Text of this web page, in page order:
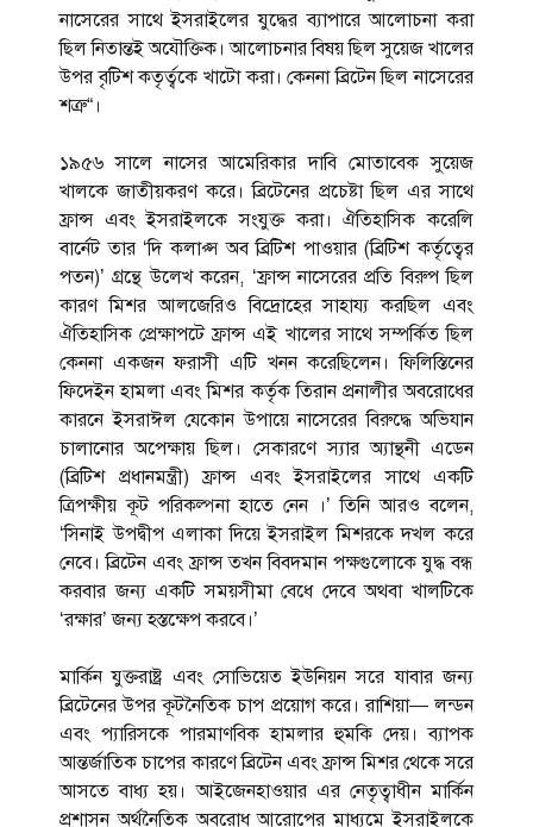
নাসেরের সাথে ইসরাইলের যুদ্ধের ব্যাপারে আলোচনা করা
ছিল নিতান্তই অযৌক্তিক। আলোচনার বিষয় ছিল সুয়েজ খালের
উপর বৃটিশ কতৃর্ত্বকে খাটো করা। কেননা ব্রিটেন ছিল নাসেরের
শত্রু“।
১৯৫৬ সালে নাসের আমেরিকার দাবি মোতাবেক সুয়েজ
খালকে জাতীয়করণ করে। ব্রিটেনের প্রচেষ্টা ছিল এর সাথে
ফ্রান্স এবং ইসরাইলকে সংযুক্ত করা। ঐতিহাসিক করেলি
বার্নেট তার ‘দি কলাপ্স অব ব্রিটিশ পাওয়ার (ব্রিটিশ কর্তৃত্বের
পতন)’ গ্রন্থে উলে­খ করেন, ‘ফ্রান্স নাসেরের প্রতি বিরুপ ছিল
কারণ মিশর আলজেরিও বিদ্রোহের সাহায্য করছিল এবং
ঐতিহাসিক প্রেক্ষাপটে ফ্রান্স এই খালের সাথে সম্পর্কিত ছিল
কেননা একজন ফরাসী এটি খনন করেছিলেন। ফিলিস্তিনের
ফিদেইন হামলা এবং মিশর কর্তৃক তিরান প্রনালীর অবরোধের
কারনে ইসরাঈল যেকোন উপায়ে নাসেরের বিরুদ্ধে অভিযান
চালানোর অপেক্ষায় ছিল। সেকারণে স্যার অ্যান্থনী এডেন
(ব্রিটিশ প্রধানমন্ত্রী) ফ্রান্স এবং ইসরাইলের সাথে একটি
ত্রিপক্ষীয় কূট পরিকল্পনা হাতে নেন ।’ তিনি আরও বলেন,
‘সিনাই উপদ্বীপ এলাকা দিয়ে ইসরাইল মিশরকে দখল করে
নেবে। ব্রিটেন এবং ফ্রান্স তখন বিবদমান পক্ষগুলোকে যুদ্ধ বন্ধ
করবার জন্য একটি সময়সীমা বেধে দেবে অথবা খালটিকে
‘রক্ষার’ জন্য হস্তক্ষেপ করবে।’
মার্কিন যুক্তরাষ্ট্র এবং সোভিয়েত ইউনিয়ন সরে যাবার জন্য
ব্রিটেনের উপর কূটনৈতিক চাপ প্রয়োগ করে। রাশিয়া— লন্ডন
এবং প্যারিসকে পারমাণবিক হামলার হুমকি দেয়। ব্যাপক
আন্তর্জাতিক চাপের কারণে ব্রিটেন এবং ফ্রান্স মিশর থেকে সরে
আসতে বাধ্য হয়। আইজেনহাওয়ার এর নেতৃত্বাধীন মার্কিন
প্রশাসন অর্থনৈতিক অবরোধ আরোপের মাধ্যমে ইসরাইলকে